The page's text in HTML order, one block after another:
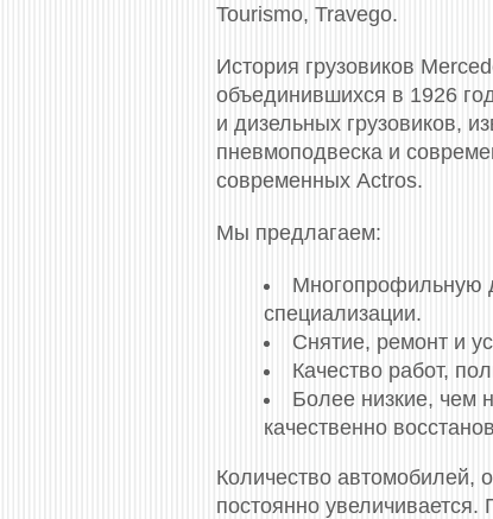
Tourismo, Travego.
История грузовиков
объединившихся в 1926
и дизельных грузовиков,
пневмоподвеска и
современных Actros.
Мы предлагаем:
Многопрофильную
специализации.
Снятие, ремонт и
Качество работ,
Более низкие, чем
качественно
Количество автомобилей,
постоянно